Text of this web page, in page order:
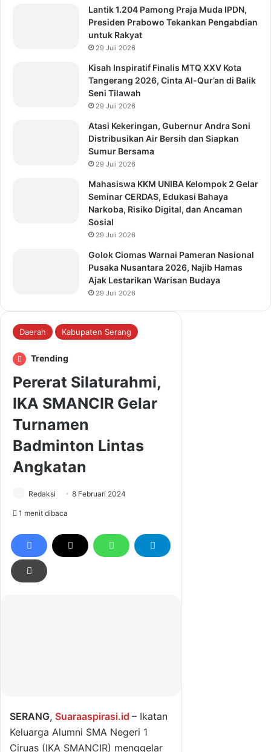
Lantik 1.204 Pamong Praja Muda IPDN,
Presiden Prabowo Tekankan Pengabdian
untuk Rakyat
29 Juli 2026
Kisah Inspiratif Finalis MTQ XXV Kota
Tangerang 2026, Cinta Al-Qur’an di Balik
Seni Tilawah
29 Juli 2026
Atasi Kekeringan, Gubernur Andra Soni
Distribusikan Air Bersih dan Siapkan
Sumur Bersama
29 Juli 2026
Mahasiswa KKM UNIBA Kelompok 2 Gelar
Seminar CERDAS, Edukasi Bahaya
Narkoba, Risiko Digital, dan Ancaman
Sosial
29 Juli 2026
Golok Ciomas Warnai Pameran Nasional
Pusaka Nusantara 2026, Najib Hamas
Ajak Lestarikan Warisan Budaya
29 Juli 2026